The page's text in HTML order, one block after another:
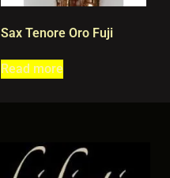
Sax Tenore Oro Fuji
Read more